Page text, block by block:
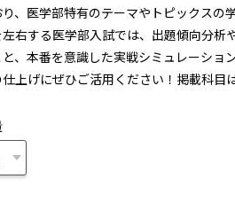
り、医学部特有のテーマやトピックスの
右する医学部入試では、出題傾向分析
と、本番を意識した実戦シミュレーショ
上げにぜひご活用ください！掲載科目